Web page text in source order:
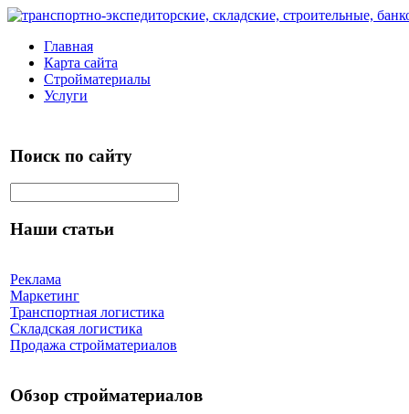
Главная
Карта сайта
Стройматериалы
Услуги
Поиск по сайту
Наши статьи
Реклама
Маркетинг
Транспортная логистика
Складская логистика
Продажа стройматериалов
Обзор стройматериалов